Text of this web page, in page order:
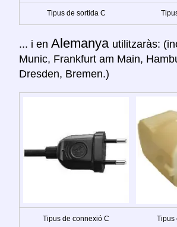
Tipus de sortida C
... i en Alemanya utilitzaràs:
Munic, Frankfurt am Main,
Dresden, Bremen.)
Tipus de connexió C Tipus